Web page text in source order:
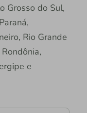
Grosso do Sul,
Rio Grande
e